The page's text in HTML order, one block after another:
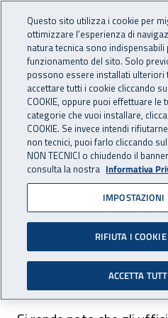
INAIL -
Navigazione
Navigazione - Ti trovi in:
Home Inail comunica Avvisi
Dr Sardegna:
sede di Olbia
del Santo
Nella giornata del 15
chiusi gli uffici della sede
Questo sito utilizza i cookie per
ottimizzare l’esperienza di
natura tecnica sono
funzionamento del sito. Solo
possono essere installati ulteriori
accettare tutti i cookie cliccando
COOKIE, oppure puoi effettuare
categorie che vuoi installare,
COOKIE. Se invece intendi
non tecnici, puoi farlo cliccando sul
NON TECNICI o chiudendo il
consulta la nostra Informativa
IMPOSTAZIONI
RIFIUTA I
ACCETTA